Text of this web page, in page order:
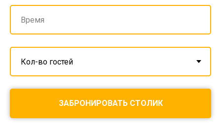
ЗАБРОНИРОВАТЬ СТОЛИК